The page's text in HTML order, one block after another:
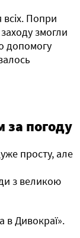
Попри
змогли
допомогу
за погоду
просту, але
з великою
в Дивокраї».